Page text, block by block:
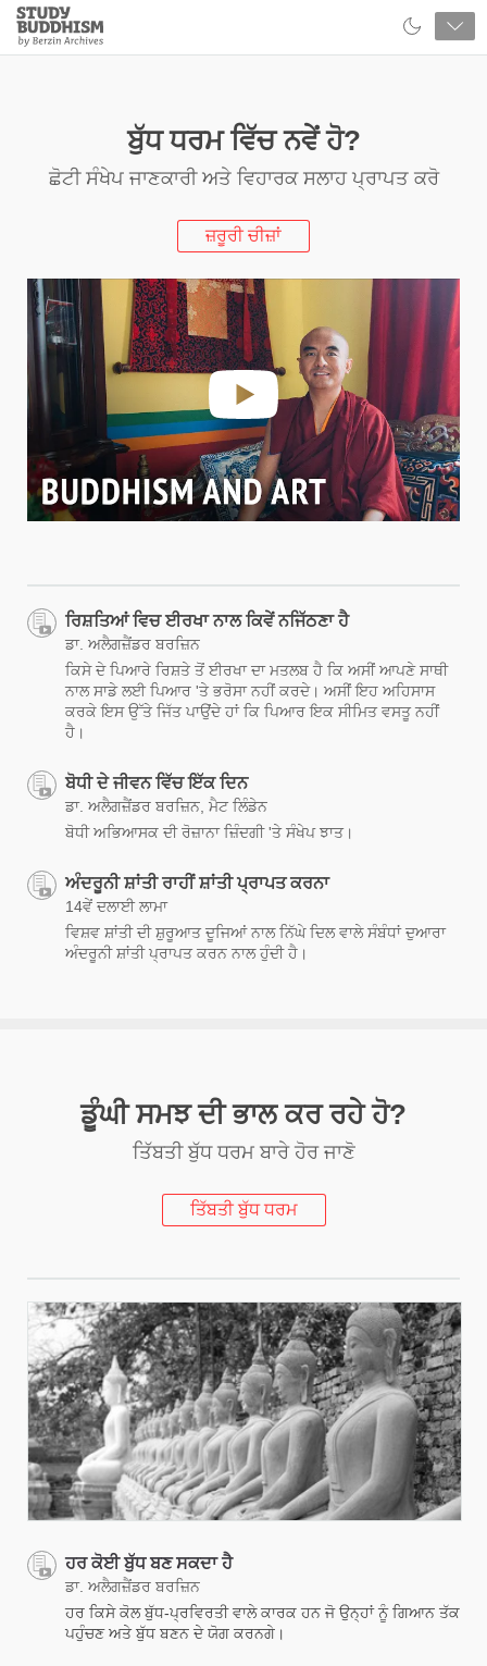
Close
Study
Buddhism
ਬੁੱਧ ਧਰਮ ਵਿੱਚ ਨਵੇਂ ਹੋ?
ਛੋਟੀ ਸੰਖੇਪ ਜਾਣਕਾਰੀ ਅਤੇ ਵਿਹਾਰਕ ਸਲਾਹ ਪ੍ਰਾਪਤ ਕਰੋ
ਜ਼ਰੂਰੀ ਚੀਜ਼ਾਂ
ਰਿਸ਼ਤਿਆਂ ਵਿਚ ਈਰਖਾ ਨਾਲ ਕਿਵੇਂ ਨਜਿੱਠਣਾ ਹੈ
ਡਾ. ਅਲੈਗਜ਼ੈਂਡਰ ਬਰਜ਼ਿਨ
ਕਿਸੇ ਦੇ ਪਿਆਰੇ ਰਿਸ਼ਤੇ ਤੋਂ ਈਰਖਾ ਦਾ ਮਤਲਬ ਹੈ ਕਿ ਅਸੀਂ ਆਪਣੇ ਸਾਥੀ
ਨਾਲ ਸਾਡੇ ਲਈ ਪਿਆਰ 'ਤੇ ਭਰੋਸਾ ਨਹੀਂ ਕਰਦੇ। ਅਸੀਂ ਇਹ ਅਹਿਸਾਸ
ਕਰਕੇ ਇਸ ਉੱਤੇ ਜਿੱਤ ਪਾਉਂਦੇ ਹਾਂ ਕਿ ਪਿਆਰ ਇਕ ਸੀਮਿਤ ਵਸਤੂ ਨਹੀਂ
ਹੈ।
ਬੋਧੀ ਦੇ ਜੀਵਨ ਵਿੱਚ ਇੱਕ ਦਿਨ
ਡਾ. ਅਲੈਗਜ਼ੈਂਡਰ ਬਰਜ਼ਿਨ, ਮੈਟ ਲਿੰਡੇਨ
ਬੋਧੀ ਅਭਿਆਸਕ ਦੀ ਰੋਜ਼ਾਨਾ ਜ਼ਿੰਦਗੀ 'ਤੇ ਸੰਖੇਪ ਝਾਤ।
ਅੰਦਰੂਨੀ ਸ਼ਾਂਤੀ ਰਾਹੀਂ ਸ਼ਾਂਤੀ ਪ੍ਰਾਪਤ ਕਰਨਾ
14ਵੇਂ ਦਲਾਈ ਲਾਮਾ
ਵਿਸ਼ਵ ਸ਼ਾਂਤੀ ਦੀ ਸ਼ੁਰੂਆਤ ਦੂਜਿਆਂ ਨਾਲ ਨਿੱਘੇ ਦਿਲ ਵਾਲੇ ਸੰਬੰਧਾਂ ਦੁਆਰਾ
ਅੰਦਰੂਨੀ ਸ਼ਾਂਤੀ ਪ੍ਰਾਪਤ ਕਰਨ ਨਾਲ ਹੁੰਦੀ ਹੈ।
ਡੂੰਘੀ ਸਮਝ ਦੀ ਭਾਲ ਕਰ ਰਹੇ ਹੋ?
ਤਿੱਬਤੀ ਬੁੱਧ ਧਰਮ ਬਾਰੇ ਹੋਰ ਜਾਣੋ
ਤਿੱਬਤੀ ਬੁੱਧ ਧਰਮ
ਹਰ ਕੋਈ ਬੁੱਧ ਬਣ ਸਕਦਾ ਹੈ
ਡਾ. ਅਲੈਗਜ਼ੈਂਡਰ ਬਰਜ਼ਿਨ
ਹਰ ਕਿਸੇ ਕੋਲ ਬੁੱਧ-ਪ੍ਰਵਿਰਤੀ ਵਾਲੇ ਕਾਰਕ ਹਨ ਜੋ ਉਨ੍ਹਾਂ ਨੂੰ ਗਿਆਨ ਤੱਕ
ਪਹੁੰਚਣ ਅਤੇ ਬੁੱਧ ਬਣਨ ਦੇ ਯੋਗ ਕਰਨਗੇ।